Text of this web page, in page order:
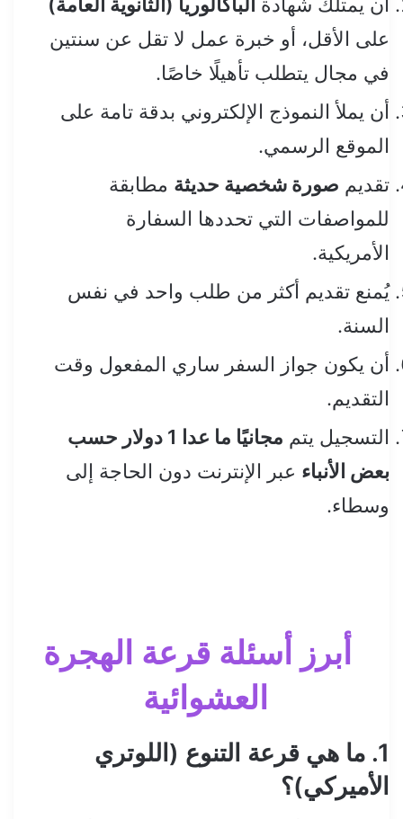
على الأقل، أو خبرة عمل لا تقل عن سنتين
في مجال يتطلب تأهيلًا خاصًا.
أن يملأ النموذج الإلكتروني بدقة تامة على
الموقع الرسمي.
تقديم صورة شخصية حديثة مطابقة
للمواصفات التي تحددها السفارة
الأمريكية.
يُمنع تقديم أكثر من طلب واحد في نفس
السنة.
أن يكون جواز السفر ساري المفعول وقت
التقديم.
التسجيل يتم
مجانيًا ما عدا 1 دولار حسب
بعض الأنباء عبر الإنترنت دون الحاجة إلى
وسطاء.
أبرز أسئلة قرعة الهجرة
العشوائية
1. ما هي قرعة التنوع (اللوتري
الأميركي)؟